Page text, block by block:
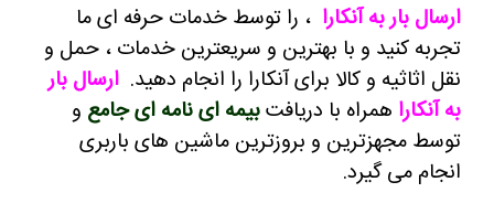
ارسال بار به آنکارا ، را توسط خدمات حرفه ای ما
تجربه کنید و با بهترین و سریعترین خدمات ، حمل و
نقل اثاثیه و کالا برای آنکارا را انجام دهید. ارسال بار
به آنکارا همراه با دریافتبیمه ای نامه ای جامع و
توسط مجهزترین و بروزترین ماشین های باربری
انجام می گیرد.